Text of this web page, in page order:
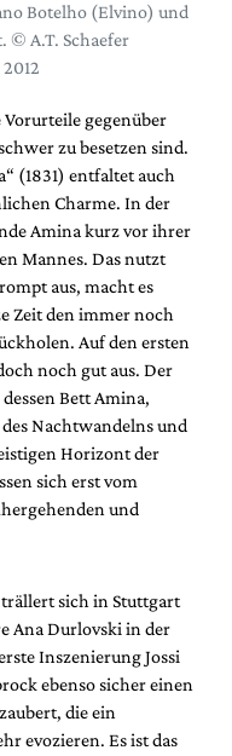
Botelho (Elvino) und
© A.T. Schaefer
gegenüber
zu besetzen sind.
(1831) entfaltet auch
Charme. In der
Amina kurz vor ihrer
Mannes. Das nutzt
aus, macht es
Zeit den immer noch
Auf den ersten
noch gut aus. Der
Bett Amina,
Nachtwandelns und
Horizont der
sich erst vom
und
sich in Stuttgart
Ana Durlovski in der
Inszenierung Jossi
ebenso sicher einen
die ein
evozieren. Es ist das